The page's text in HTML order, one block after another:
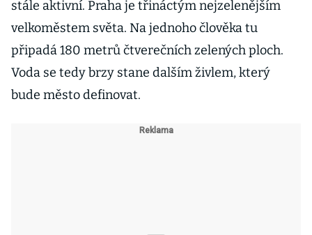
stále aktivní. Praha je třináctým nejzelenějším
velkoměstem světa. Na jednoho člověka tu
připadá 180 metrů čtverečních zelených ploch.
Voda se tedy brzy stane dalším živlem, který
bude město definovat.